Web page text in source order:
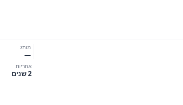
מותג
—
אחריות
2 שנים